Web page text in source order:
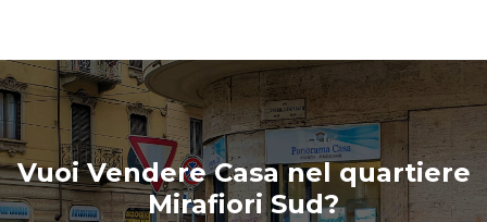
Vuoi Vendere Casa nel quartiere
Mirafiori Sud?